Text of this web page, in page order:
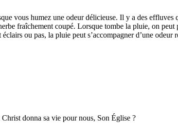
vous humez une odeur délicieuse. Il y a des
fraîchement coupé. Lorsque tombe la pluie, on peut
ou pas, la pluie peut s’accompagner d’une odeur
donna sa vie pour nous, Son Église ?